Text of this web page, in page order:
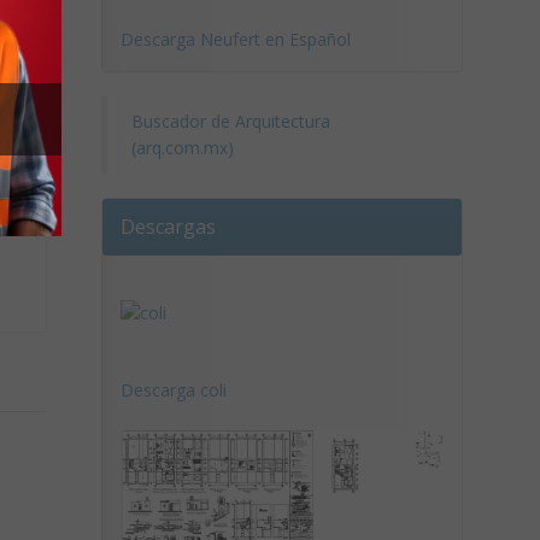
Descarga Neufert en Español
Buscador de Arquitectura
(arq.com.mx)
Descargas
Descarga coli